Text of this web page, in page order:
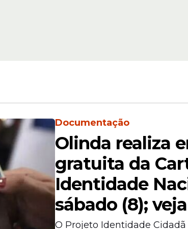
da capacidade operacional.
Documentação
Olinda realiza
gratuita da
Identidade
sábado (8);
O Projeto Identidade